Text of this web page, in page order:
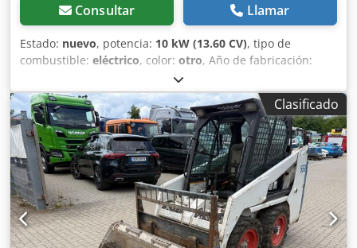
Consultar Llamar
Estado: nuevo, potencia: 10 kW (13.60 CV), tipo de
combustible: eléctrico, color: otro, Año de fabricación:
, horas de funcionamiento:
Peso en vacío: 1.910 kg Dimensiones (L x An x Al): 381 x 98 x
230 cm Marcado CE: sí Estado general: muy bueno Estado
técnico: muy bueno Estado visual: muy bueno = Opciones y
accesorios adicionales = - Función de martillo/selección -
Función de rotación = Observaciones = General País de
fabricación: República Checa Estado Crjdpfjznrnmex Aidsf
Tipo CE: CE 2 funciones hidráulicas adicionales para
cizalla/cuchara clasificadora, juego de protección de
cilindro, chasis extensible
Clasificado